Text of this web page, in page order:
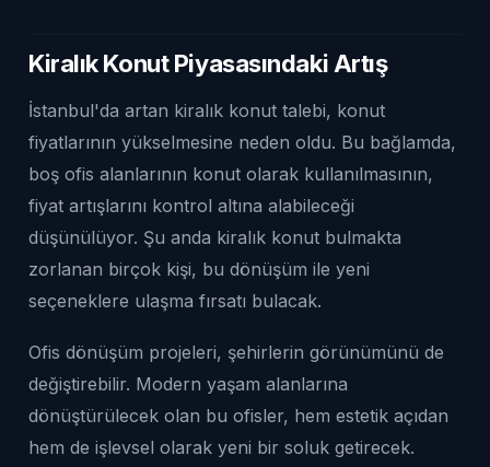
Kiralık Konut Piyasasındaki Artış
İstanbul'da artan kiralık konut talebi, konut
fiyatlarının yükselmesine neden oldu. Bu bağlamda,
boş ofis alanlarının konut olarak kullanılmasının,
fiyat artışlarını kontrol altına alabileceği
düşünülüyor. Şu anda kiralık konut bulmakta
zorlanan birçok kişi, bu dönüşüm ile yeni
seçeneklere ulaşma fırsatı bulacak.
Ofis dönüşüm projeleri, şehirlerin görünümünü de
değiştirebilir. Modern yaşam alanlarına
dönüştürülecek olan bu ofisler, hem estetik açıdan
hem de işlevsel olarak yeni bir soluk getirecek.